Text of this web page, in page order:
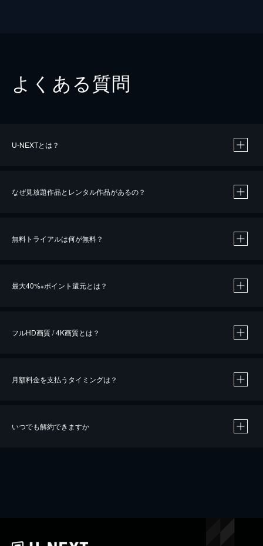
よくある質問
U-NEXTとは？
なぜ見放題作品とレンタル作品があるの？
無料トライアルは何が無料？
最大40%※ポイント還元とは？
※40％ポイント還元の対象は、クレジットカード決済による作品の購入 / レンタルです。
iOSアプリのUコイン決済による作品の購入 / レンタルは、20％のポイント還元です。
フルHD画質 / 4K画質とは？
月額料金を支払うタイミングは？
いつでも解約できますか